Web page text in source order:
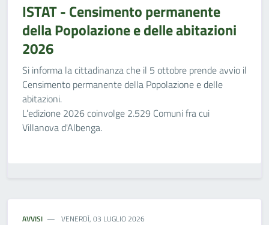
ISTAT - Censimento permanente
della Popolazione e delle abitazioni
2026
Si informa la cittadinanza che il 5 ottobre prende avvio il
Censimento permanente della Popolazione e delle
abitazioni.
L’edizione 2026 coinvolge 2.529 Comuni fra cui
Villanova d'Albenga.
AVVISI VENERDÌ, 03 LUGLIO 2026